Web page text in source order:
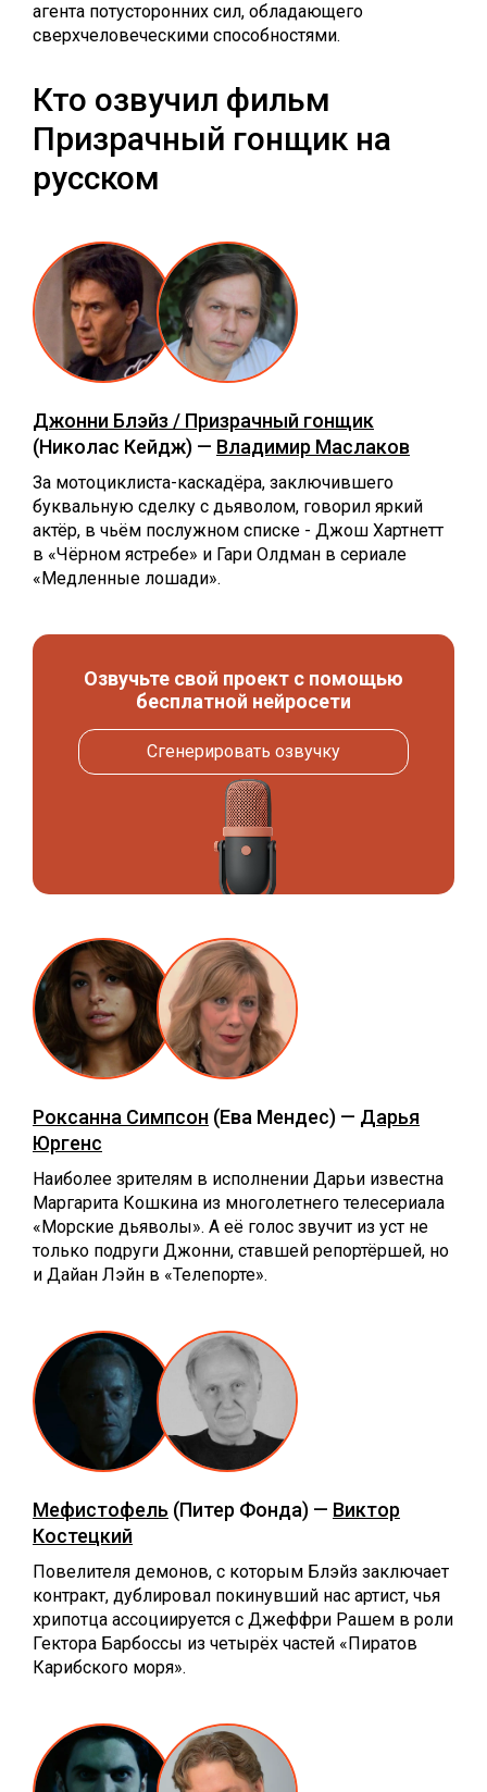
агента потусторонних сил, обладающего
сверхчеловеческими способностями.
Кто озвучил фильм
Призрачный гонщик на
русском
Джонни Блэйз / Призрачный гонщик
(Николас Кейдж) — Владимир Маслаков
За мотоциклиста-каскадёра, заключившего
буквальную сделку с дьяволом, говорил яркий
актёр, в чьём послужном списке - Джош Хартнетт
в «Чёрном ястребе» и Гари Олдман в сериале
«Медленные лошади».
Озвучьте свой проект с помощью
бесплатной нейросети
Сгенерировать озвучку
Роксанна Симпсон (Ева Мендес) — Дарья
Юргенс
Наиболее зрителям в исполнении Дарьи известна
Маргарита Кошкина из многолетнего телесериала
«Морские дьяволы». А её голос звучит из уст не
только подруги Джонни, ставшей репортёршей, но
и Дайан Лэйн в «Телепорте».
Мефистофель (Питер Фонда) — Виктор
Костецкий
Повелителя демонов, с которым Блэйз заключает
контракт, дублировал покинувший нас артист, чья
хрипотца ассоциируется с Джеффри Рашем в роли
Гектора Барбоссы из четырёх частей «Пиратов
Карибского моря».